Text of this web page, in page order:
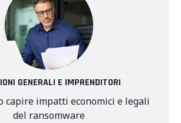
GENERALI E IMPRENDITORI
capire impatti economici e legali
del ransomware